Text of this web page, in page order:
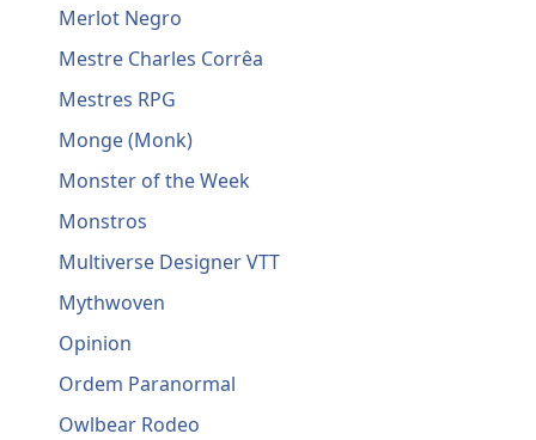
Merlot Negro
Mestre Charles Corrêa
Mestres RPG
Monge (Monk)
Monster of the Week
Monstros
Multiverse Designer VTT
Mythwoven
Opinion
Ordem Paranormal
Owlbear Rodeo